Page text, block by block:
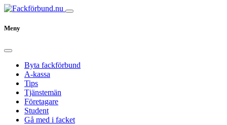
Meny
Byta fackförbund
A-kassa
Tips
Tjänstemän
Företagare
Student
Gå med i facket